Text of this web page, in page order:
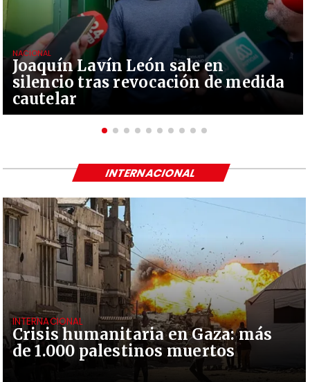
Joaquín Lavín León sale en
silencio tras revocación de medida
cautelar
NACIONAL
Crisis humanitaria en Gaza: más
de 1.000 palestinos muertos
INTERNACIONAL
INTERNACIONAL